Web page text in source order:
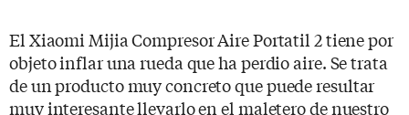
El Xiaomi Mijia Compresor Aire Portatil 2 tiene por
objeto inflar una rueda que ha perdio aire. Se trata
de un producto muy concreto que puede resultar
muy interesante llevarlo en el maletero de nuestro